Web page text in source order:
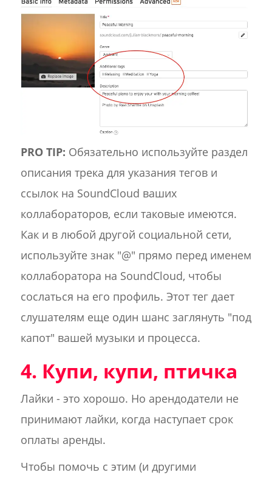
PRO TIP: Обязательно используйте раздел
описания трека для указания тегов и
ссылок на SoundCloud ваших
коллабораторов, если таковые имеются.
Как и в любой другой социальной сети,
используйте знак "@" прямо перед именем
коллаборатора на SoundCloud, чтобы
сослаться на его профиль. Этот тег дает
слушателям еще один шанс заглянуть "под
капот" вашей музыки и процесса.
4. Купи, купи, птичка
Лайки - это хорошо. Но арендодатели не
принимают лайки, когда наступает срок
оплаты аренды.
Чтобы помочь с этим (и другими